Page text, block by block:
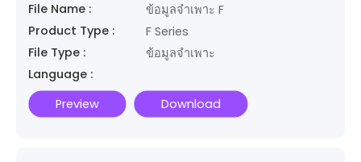
File Name :
ข้อมูลจำเพาะ F
Product Type :
F Series
File Type :
ข้อมูลจำเพาะ
Language :
Preview
Download